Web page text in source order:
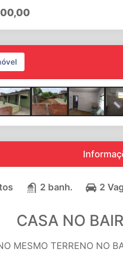
2 banh. 2
CASA NO
MESMO TERRENO NO